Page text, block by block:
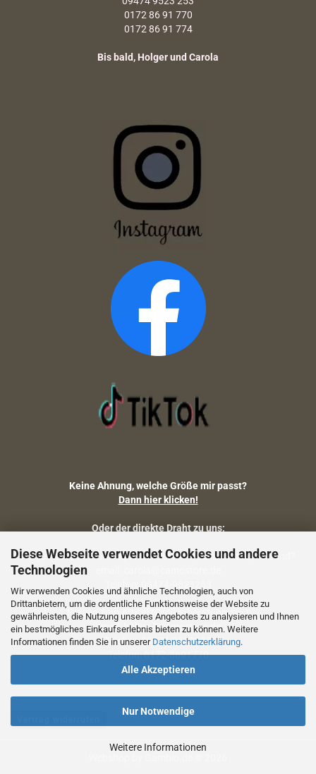
Diese Webseite verwendet Cookies und andere
Technologien
Wir verwenden Cookies und ähnliche Technologien, auch von
Drittanbietern, um die ordentliche Funktionsweise der Website zu
gewährleisten, die Nutzung unseres Angebotes zu analysieren und Ihnen
ein bestmögliches Einkaufserlebnis bieten zu können. Weitere
Informationen finden Sie in unserer Datenschutzerklärung.
Alle Akzeptieren
Nur Notwendige
Weitere Informationen
0172 86 91 770
0172 86 91 774
Bis bald, Holger und Carola
Keine Ahnung, welche Größe mir passt?
Dann hier klicken!
Oder der direkte Draht zu uns:
Fragen zu Artikelmaßen, Warenbestand, Lieferstatus, Versand?
Telefon: 09474-9523253
Fragen zum Artikel (Größenberatung etc.)
email: holger@camostore.de
Telefon: 09474-9523253
Telefon: 0172-8691770